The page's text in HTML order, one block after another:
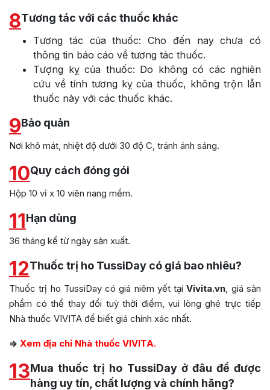
8Tương tác với các thuốc khác
Tương tác của thuốc: Cho đến nay chưa có
thông tin báo cáo về tương tác thuốc.
Tượng kỵ của thuốc: Do không có các nghiên
cứu về tính tương kỵ của thuốc, không trộn lẫn
thuốc này với các thuốc khác.
9Bảo quản
Nơi khô mát, nhiệt độ dưới 30 độ C, tránh ánh sáng.
10Quy cách đóng gói
Hộp 10 vỉ x 10 viên nang mềm.
11Hạn dùng
36 tháng kể từ ngày sản xuất.
12Thuốc trị ho TussiDay có giá bao nhiêu?
Thuốc trị ho TussiDay có giá niêm yết tạiVivita.vn , giá sản
phẩm có thể thay đổi tuỳ thời điểm, vui lòng ghé trực tiếp
Nhà thuốc VIVITA để biết giá chính xác nhất.
=> Xem địa chỉ Nhà thuốc VIVITA.
13Mua thuốc trị ho TussiDay ở đâu để được
hàng uy tín, chất lượng và chính hãng?